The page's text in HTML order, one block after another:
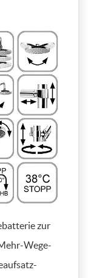
zur
Wege-